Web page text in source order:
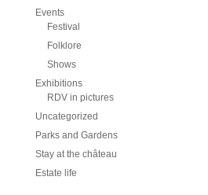
Events
Festival
Folklore
Shows
Exhibitions
RDV in pictures
Uncategorized
Parks and Gardens
Stay at the château
Estate life